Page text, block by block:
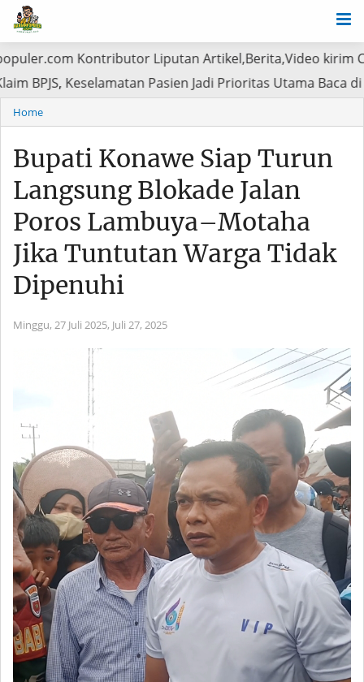
Kontributor Liputan Artikel,Berita,Video kirim CP/HP :
Atasi Klaim BPJS, Keselamatan Pasien Jadi Prioritas
Home
Bupati Konawe Siap Turun
Langsung Blokade Jalan
Poros Lambuya–Motaha
Jika Tuntutan Warga Tidak
Dipenuhi
Minggu, 27 Juli 2025, Juli 27, 2025